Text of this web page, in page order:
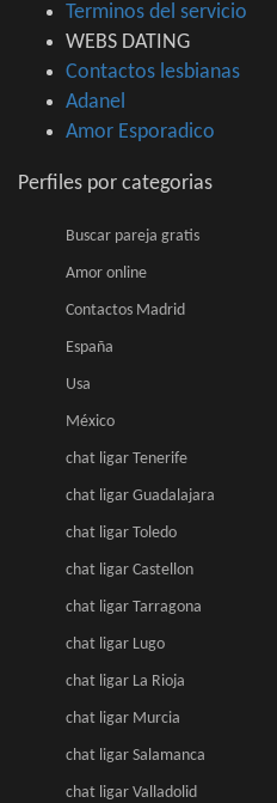
Terminos del servicio
WEBS DATING
Contactos lesbianas
Adanel
Amor Esporadico
Perfiles por categorias
Buscar pareja gratis
Amor online
Contactos Madrid
España
Usa
México
chat ligar Tenerife
chat ligar Guadalajara
chat ligar Toledo
chat ligar Castellon
chat ligar Tarragona
chat ligar Lugo
chat ligar La Rioja
chat ligar Murcia
chat ligar Salamanca
chat ligar Valladolid